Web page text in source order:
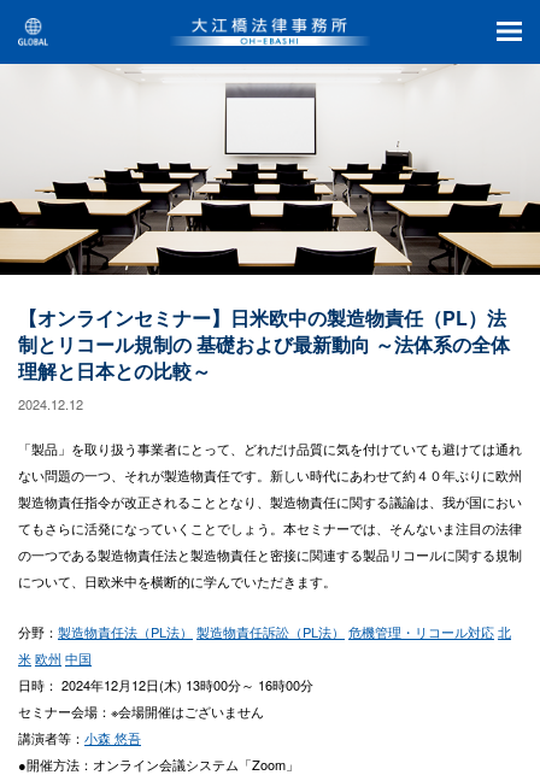
【オンラインセミナー】日米欧中の製造物責任（PL）法
制とリコール規制の 基礎および最新動向 ～法体系の全体
理解と日本との比較～
2024.12.12
「製品」を取り扱う事業者にとって、どれだけ品質に気を付けていても避けては通れ
ない問題の一つ、それが製造物責任です。新しい時代にあわせて約４０年ぶりに欧州
製造物責任指令が改正されることとなり、製造物責任に関する議論は、我が国におい
てもさらに活発になっていくことでしょう。本セミナーでは、そんないま注目の法律
の一つである製造物責任法と製造物責任と密接に関連する製品リコールに関する規制
について、日欧米中を横断的に学んでいただきます。
分野： 製造物責任法（PL法） 製造物責任訴訟（PL法） 危機管理・リコール対応北
米欧州 中国
日時： 2024年12月12日(木) 13時00分～ 16時00分
セミナー会場：※会場開催はございません
講演者等： 小森 悠吾
●開催方法：オンライン会議システム「Zoom」